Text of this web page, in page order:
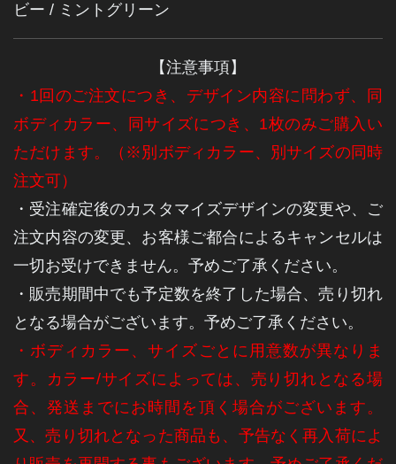
ビー / ミントグリーン
【注意事項】
・1回のご注文につき、デザイン内容に問わず、同
ボディカラー、同サイズにつき、1枚のみご購入い
ただけます。（※別ボディカラー、別サイズの同時
注文可）
・受注確定後のカスタマイズデザインの変更や、ご
注文内容の変更、お客様ご都合によるキャンセルは
一切お受けできません。予めご了承ください。
・販売期間中でも予定数を終了した場合、売り切れ
となる場合がございます。予めご了承ください。
・ボディカラー、サイズごとに用意数が異なりま
す。カラー/サイズによっては、売り切れとなる場
合、発送までにお時間を頂く場合がございます。
又、売り切れとなった商品も、予告なく再入荷によ